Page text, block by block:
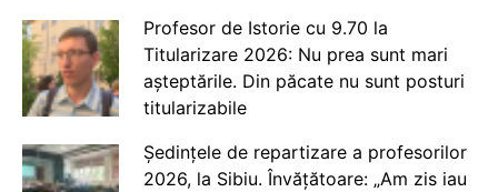
Profesor de Istorie cu 9.70 la
Titularizare 2026: Nu prea sunt mari
așteptările. Din păcate nu sunt posturi
titularizabile
Ședințele de repartizare a profesorilor
2026, la Sibiu. Învățătoare: „Am zis iau